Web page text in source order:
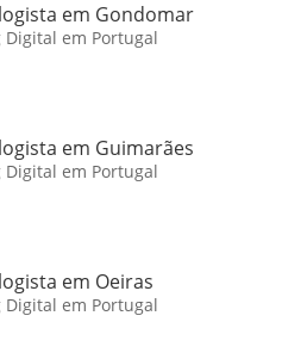
em Gondomar
em Portugal
em Guimarães
em Portugal
em Oeiras
em Portugal